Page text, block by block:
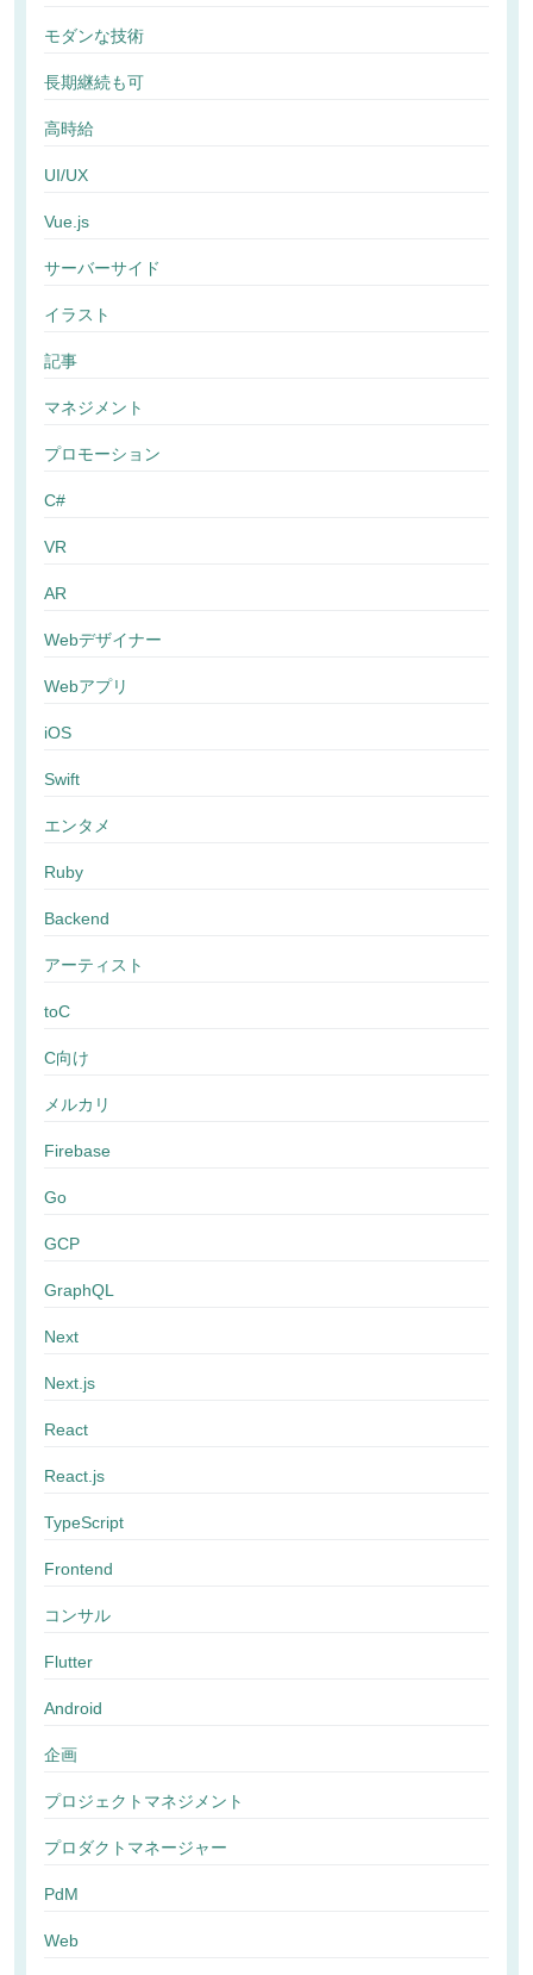
モダンな技術
長期継続も可
高時給
UI/UX
Vue.js
サーバーサイド
イラスト
記事
マネジメント
プロモーション
C#
VR
AR
Webデザイナー
Webアプリ
iOS
Swift
エンタメ
Ruby
Backend
アーティスト
toC
C向け
メルカリ
Firebase
Go
GCP
GraphQL
Next
Next.js
React
React.js
TypeScript
Frontend
コンサル
Flutter
Android
企画
プロジェクトマネジメント
プロダクトマネージャー
PdM
Web